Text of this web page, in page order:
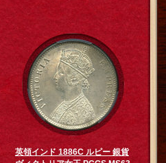
英領インド 1886C ルピー 銀貨